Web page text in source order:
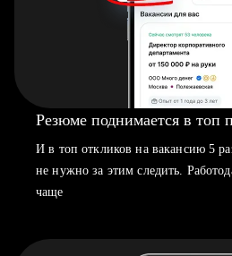
Резюме поднимается в топ
И в топ откликов на вакансию 5
не нужно за этим следить.
чаще